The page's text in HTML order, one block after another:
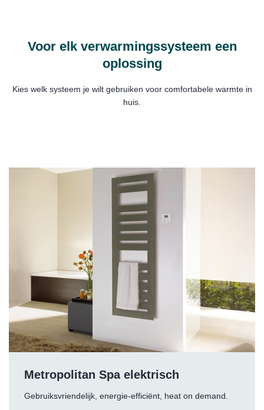
Voor elk verwarmingssysteem een
oplossing
Kies welk systeem je wilt gebruiken voor comfortabele warmte in
huis.
Metropolitan Spa elektrisch
Gebruiksvriendelijk, energie-efficiënt, heat on demand.